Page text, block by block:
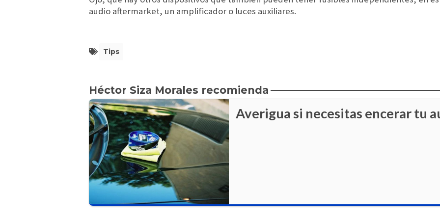
audio aftermarket, un amplificador o luces auxiliares.
Tips
Héctor Siza Morales recomienda
Averigua si necesitas encerar tu